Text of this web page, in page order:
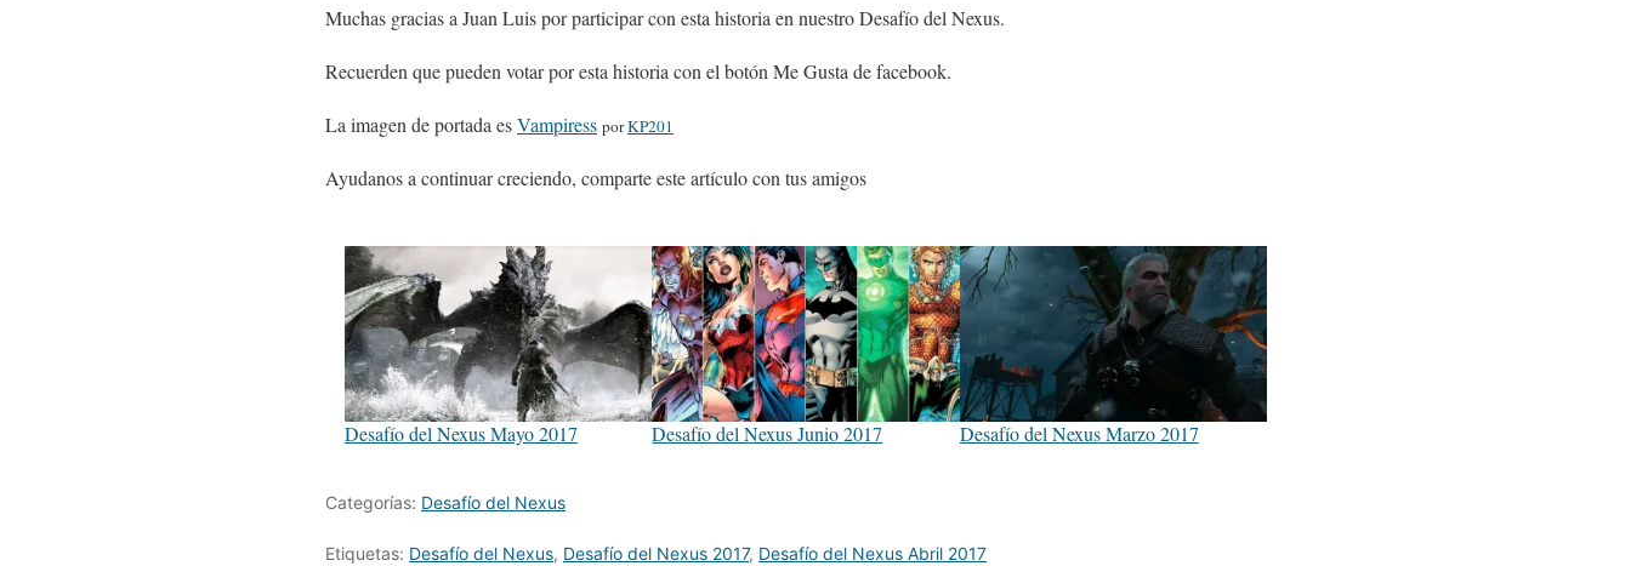
Muchas gracias a Juan Luis por participar con esta historia en nuestro Desafío del Nexus.
Recuerden que pueden votar por esta historia con el botón Me Gusta de facebook.
La imagen de portada esVampiress porKP201
Ayudanos a continuar creciendo, comparte este artículo con tus amigos
Desafío del Nexus Mayo 2017 Desafío del Nexus Junio 2017 Desafío del Nexus Marzo 2017
Categorías: Desafío del Nexus
Etiquetas: Desafío del Nexus, Desafío del Nexus 2017, Desafío del Nexus Abril 2017